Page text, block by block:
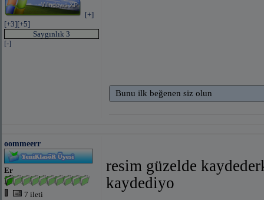
[+]
[+3][+5]
Saygınlık 3
[-]
Bunu ilk beğenen siz olun
oommeerr
Er
7 ileti
resim güzelde
kaydediyo